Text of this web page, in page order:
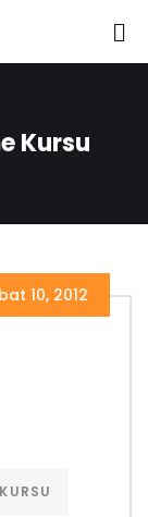
Kursu
10, 2012